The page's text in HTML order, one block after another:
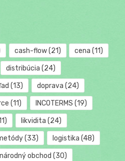
cash-flow(21) cena (11)
distribúcia (24)
(13) doprava (24)
(11) INCOTERMS (19)
likvidita (24)
(33) logistika (48)
obchod (30)